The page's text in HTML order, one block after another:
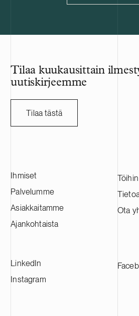
Tilaa kuukausittain
uutiskirjeemme
Tilaa tästä
Ihmiset
Palvelumme
Asiakkaitamme
Ajankohtaista
Ota
LinkedIn
Instagram